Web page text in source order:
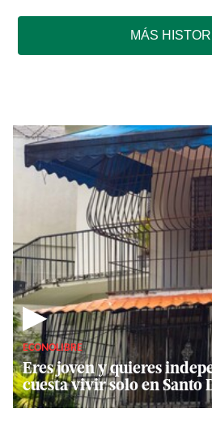
MÁS
▶
ECONOLIBRE
Eres joven y quieres
cuesta vivir solo en Santo